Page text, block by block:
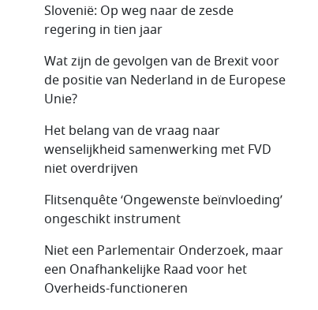
Slovenië: Op weg naar de zesde
regering in tien jaar
Wat zijn de gevolgen van de Brexit voor
de positie van Nederland in de Europese
Unie?
Het belang van de vraag naar
wenselijkheid samenwerking met FVD
niet overdrijven
Flitsenquête ‘Ongewenste beïnvloeding’
ongeschikt instrument
Niet een Parlementair Onderzoek, maar
een Onafhankelijke Raad voor het
Overheids-functioneren